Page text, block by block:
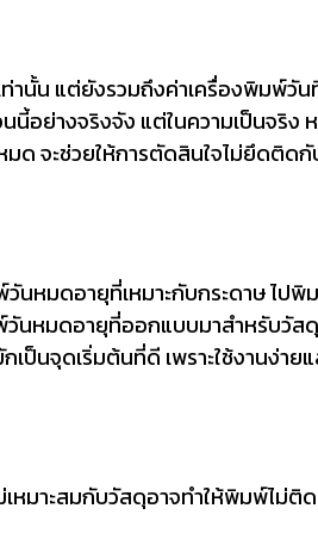
น แต่ยังรวมถึงค่าเครื่องพิมพ์วัน
นี้อย่างจริงจัง แต่ในความเป็นจริ
จะช่วยให้การตัดสินใจไม่ยึดติดกั
วันหมดอายุที่เหมาะกับกระดาษ ไ
หมดอายุที่ออกแบบมาสำหรับวัสดุ
ป็นจุดเริ่มต้นที่ดี เพราะใช้งานง่าย
หมาะสมกับวัสดุอาจทำให้พิมพ์ไม่